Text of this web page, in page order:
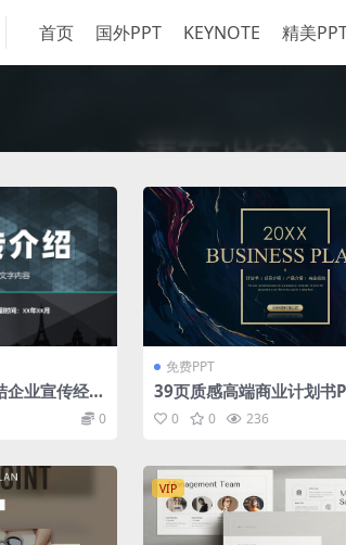
首页 国外PPT KEYNOTE 精美
企业宣传经营
0
免费PPT
39页质感高端商业计划书
免费下载
0 0 236
VIP